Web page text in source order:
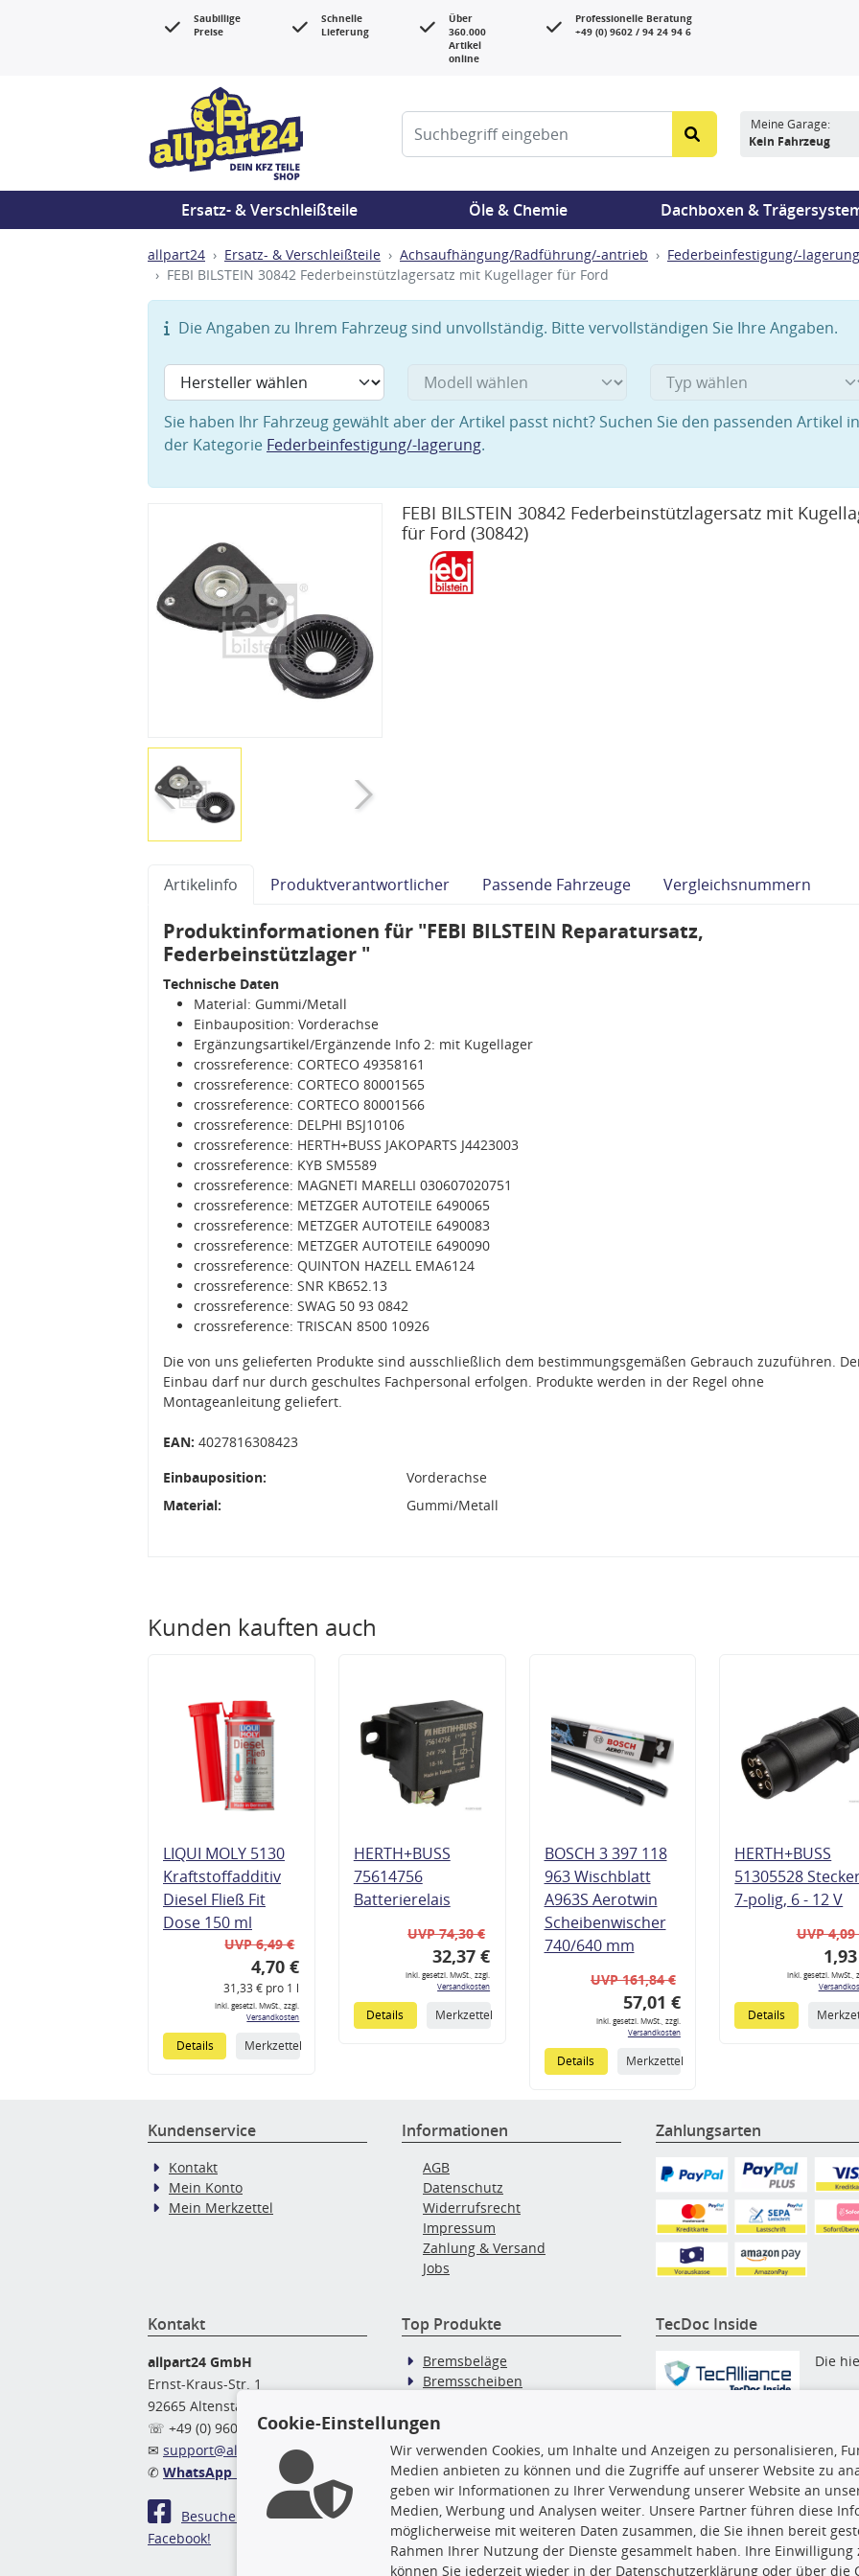
Saubillige
Preise
Schnelle
Lieferung
Über
360.000
Artikel
online
Professionelle Beratung
+49 (0) 9602 / 94 24 94 6
Meine Garage:
Kein Fahrzeug
Ersatz- & Verschleißteile Öle & Chemie Dachboxen &
allpart24 Ersatz- & Verschleißteile Achsaufhängung/Radführung/-antrieb
Federbeinfestigung/-lagerung
FEBI BILSTEIN 30842 Federbeinstützlagersatz mit Kugellager für Ford
Die Angaben zu Ihrem Fahrzeug sind unvollständig. Bitte vervollständigen Sie Ihre Angaben.
Sie haben Ihr Fahrzeug gewählt aber der Artikel passt nicht? Suchen Sie den passenden Artikel in
der Kategorie Federbeinfestigung/-lagerung.
FEBI BILSTEIN 30842 Federbeinstützlagersatz mit
für Ford (30842)
Artikelinfo Produktverantwortlicher Passende Fahrzeuge Vergleichsnummern
Produktinformationen für "FEBI BILSTEIN Reparatursatz,
Federbeinstützlager "
Technische Daten
Material: Gummi/Metall
Einbauposition: Vorderachse
Ergänzungsartikel/Ergänzende Info 2: mit Kugellager
crossreference: CORTECO 49358161
crossreference: CORTECO 80001565
crossreference: CORTECO 80001566
crossreference: DELPHI BSJ10106
crossreference: HERTH+BUSS JAKOPARTS J4423003
crossreference: KYB SM5589
crossreference: MAGNETI MARELLI 030607020751
crossreference: METZGER AUTOTEILE 6490065
crossreference: METZGER AUTOTEILE 6490083
crossreference: METZGER AUTOTEILE 6490090
crossreference: QUINTON HAZELL EMA6124
crossreference: SNR KB652.13
crossreference: SWAG 50 93 0842
crossreference: TRISCAN 8500 10926
Die von uns gelieferten Produkte sind ausschließlich dem bestimmungsgemäßen Gebrauch zuzuführen.
Einbau darf nur durch geschultes Fachpersonal erfolgen. Produkte werden in der Regel ohne
Montageanleitung geliefert.
EAN: 4027816308423
Einbauposition:
Vorderachse
Material:
Gummi/Metall
Kunden kauften auch
LIQUI MOLY 5130
Kraftstoffadditiv
Diesel Fließ Fit
Dose 150 ml
UVP 6,49 €
4,70 €
31,33 € pro 1 l
inkl. gesetzl. MwSt., zzgl.
Versandkosten
Details Merkzettel
HERTH+BUSS
75614756
Batterierelais
UVP 74,30 €
32,37 €
inkl. gesetzl. MwSt., zzgl.
Versandkosten
Details Merkzettel
BOSCH 3 397 118
963 Wischblatt
A963S Aerotwin
Scheibenwischer
740/640 mm
UVP 161,84 €
57,01 €
inkl. gesetzl. MwSt., zzgl.
Versandkosten
Details Merkzettel
HERTH+BUSS
51305528
7-polig, 6 - 12 V
UVP 4,09
inkl. gesetzl. MwSt.,
Details
Kundenservice
Kontakt
Mein Konto
Mein Merkzettel
Informationen
AGB
Datenschutz
Widerrufsrecht
Impressum
Zahlung & Versand
Jobs
Zahlungsarten
Kontakt
allpart24 GmbH
Ernst-Kraus-Str. 1
92665 Altenstadt
☏ +49 (0) 9602 / 9 42 49 46
✉ support@allpart24.de
✆ WhatsApp Nachricht
Besuchen Sie uns auf
Facebook!
Top Produkte
Bremsbeläge
Bremsscheiben
Ölfilter
Wischerblätter
Zündkerzen
TecDoc Inside
Die
nicht kopiert werden. Es ist zu
unterlassen, die Daten oder die
gesamte Datenbank ohne
Zustimmung TecDocs zu
vervielfältigen, zu verbreiten
und/oder diese Handlungen
Cookie-Einstellungen
Wir verwenden Cookies, um Inhalte und Anzeigen zu personalisieren,
Medien anbieten zu können und die Zugriffe auf unserer Website zu
geben wir Informationen zu Ihrer Verwendung unserer Website an
Medien, Werbung und Analysen weiter. Unsere Partner führen diese
möglicherweise mit weiteren Daten zusammen, die Sie ihnen bereit
Rahmen Ihrer Nutzung der Dienste gesammelt haben. Ihre Einwilligung
können Sie jederzeit wieder in der Datenschutzerklärung oder über die